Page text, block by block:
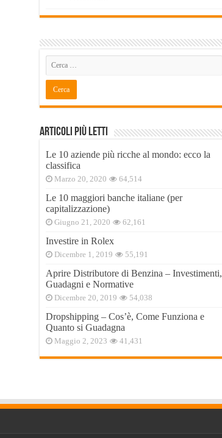
Articoli Più Letti
Le 10 aziende più ricche al mondo: ecco la
classifica
Marzo 20, 2020 64,514
Le 10 maggiori banche italiane (per
capitalizzazione)
Giugno 21, 2020 62,161
Investire in Rolex
Dicembre 1, 2019 55,191
Aprire Distributore di Benzina – Investimenti,
Guadagni e Normative
Dicembre 20, 2019 54,038
Dropshipping – Cos’è, Come Funziona e
Quanto si Guadagna
Maggio 2, 2023 41,431